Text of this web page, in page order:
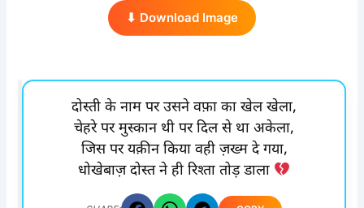
⬇ Download Image
दोस्ती के नाम पर उसने वफ़ा का खेल खेला,
चेहरे पर मुस्कान थी पर दिल से था अकेला,
जिस पर यक़ीन किया वही ज़ख्म दे गया,
धोखेबाज़ दोस्त ने ही रिश्ता तोड़ डाला